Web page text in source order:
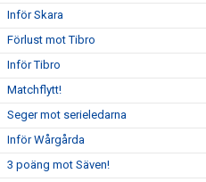
Inför Skara
Förlust mot Tibro
Inför Tibro
Matchflytt!
Seger mot serieledarna
Inför Wårgårda
3 poäng mot Säven!